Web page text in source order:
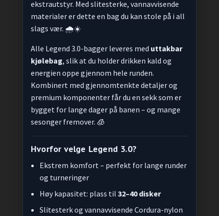
ekstrautstyr. Med slitesterke, vannavvisende
materialer er dette en bag du kan stole på i all
slags vær. 🌧️☀️
Alle Legend 3.0-bagger leveres med uttakbar
kjølebag, slik at du holder drikken kald og
energien oppe gjennom hele runden.
Kombinert med gjennomtenkte detaljer og
premium komponenter får du en sekk som er
bygget for lange dager på banen – og mange
sesonger fremover. 🧊
Hvorfor velge Legend 3.0?
Ekstrem komfort – perfekt for lange runder
og turneringer
Høy kapasitet: plass til 32–40 disker
Slitesterk og vannavvisende Cordura-nylon